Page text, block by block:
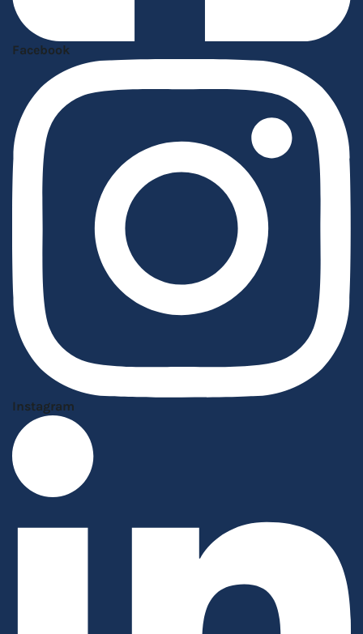
Facebook
Instagram